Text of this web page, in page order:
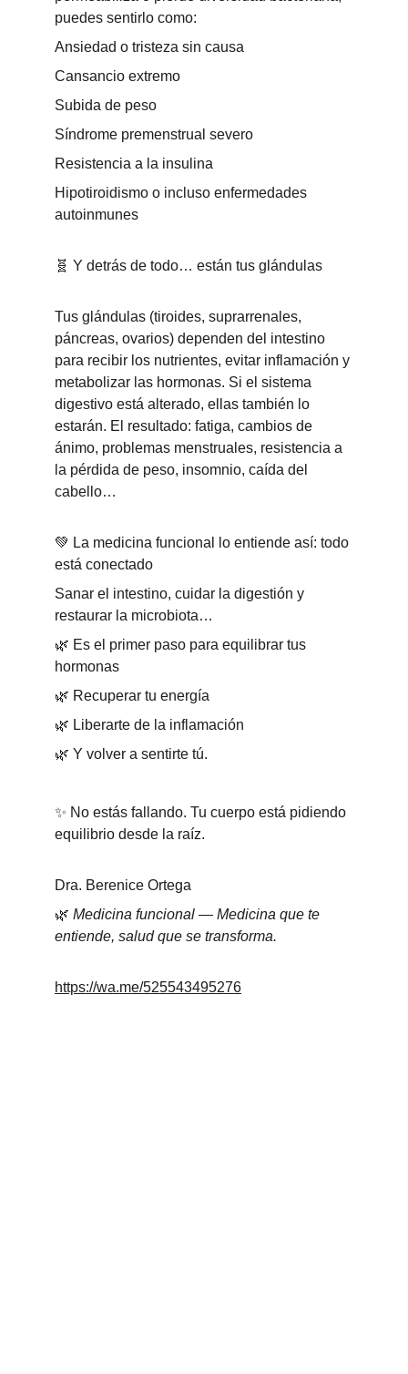
puedes sentirlo como:
Ansiedad o tristeza sin causa
Cansancio extremo
Subida de peso
Síndrome premenstrual severo
Resistencia a la insulina
Hipotiroidismo o incluso enfermedades
autoinmunes
🧬 Y detrás de todo… están tus glándulas
Tus glándulas (tiroides, suprarrenales,
páncreas, ovarios) dependen del intestino
para recibir los nutrientes, evitar inflamación y
metabolizar las hormonas. Si el sistema
digestivo está alterado, ellas también lo
estarán. El resultado: fatiga, cambios de
ánimo, problemas menstruales, resistencia a
la pérdida de peso, insomnio, caída del
cabello…
💚 La medicina funcional lo entiende así: todo
está conectado
Sanar el intestino, cuidar la digestión y
restaurar la microbiota…
🌿 Es el primer paso para equilibrar tus
hormonas
🌿 Recuperar tu energía
🌿 Liberarte de la inflamación
🌿 Y volver a sentirte tú.
✨ No estás fallando. Tu cuerpo está pidiendo
equilibrio desde la raíz.
Dra. Berenice Ortega
🌿 Medicina funcional — Medicina que te
entiende, salud que se transforma.
https://wa.me/525543495276